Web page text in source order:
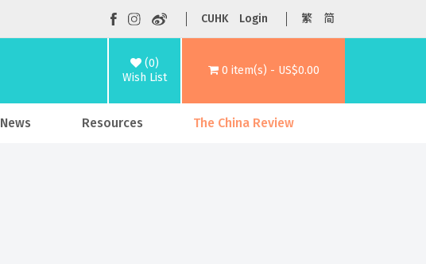
CUHK Login 繁 简
(0)
Wish List
0 item(s) - US$0.00
News Resources The China Review